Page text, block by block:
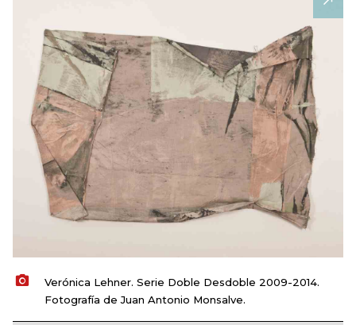
Verónica Lehner. Serie Doble Desdoble 2009-2014.
Fotografía de Juan Antonio Monsalve.